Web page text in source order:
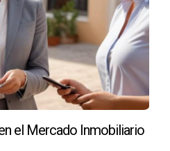
el compromiso con un
provocar un cambio
profesional de los agentes
el Mercado Inmobiliario